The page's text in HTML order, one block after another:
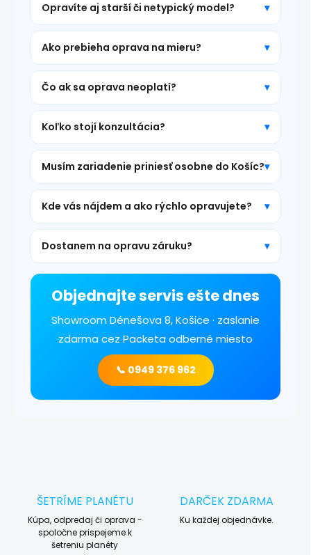
Opravíte aj starší či netypický model?
Ako prebieha oprava na mieru?
Čo ak sa oprava neoplatí?
Koľko stojí konzultácia?
Musím zariadenie priniesť osobne do Košíc?
Kde vás nájdem a ako rýchlo opravujete?
Dostanem na opravu záruku?
Objednajte servis ešte dnes
Showroom Dénešova 8, Košice · zaslanie
zdarma cez Packeta odberné miesto
📞 0949 376 962
ŠETRÍME PLANÉTU
Kúpa, odpredaj či oprava -
spoločne prispejeme k
šetreniu planéty
DARČEK ZDARMA
Ku každej objednávke.